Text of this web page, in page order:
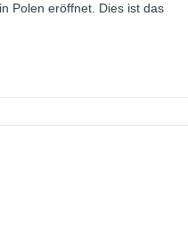
Polen eröffnet. Dies ist das